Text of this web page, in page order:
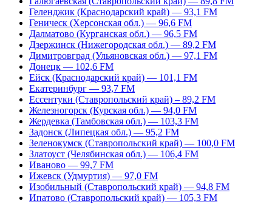
Геленджик (Краснодарский край) — 93,1 FM
Геническ (Херсонская обл.) — 96,6 FM
Далматово (Курганская обл.) — 96,5 FM
Дзержинск (Нижегородская обл.) — 89,2 FM
Димитровград (Ульяновская обл.) — 97,1 FM
Донецк — 102,6 FM
Ейск (Краснодарский край) — 101,1 FM
Екатеринбург — 93,7 FM
Ессентуки (Ставропольский край) – 89,2 FM
Железногорск (Курская обл.) — 94,0 FM
Жердевка (Тамбовская обл.) — 103,3 FM
Задонск (Липецкая обл.) — 95,2 FM
Зеленокумск (Ставропольский край) — 100,0 FM
Златоуст (Челябинская обл.) — 106,4 FM
Иваново — 99,7 FM
Ижевск (Удмуртия) — 97,0 FM
Изобильный (Ставропольский край) — 94,8 FM
Ипатово (Ставропольский край) — 105,3 FM